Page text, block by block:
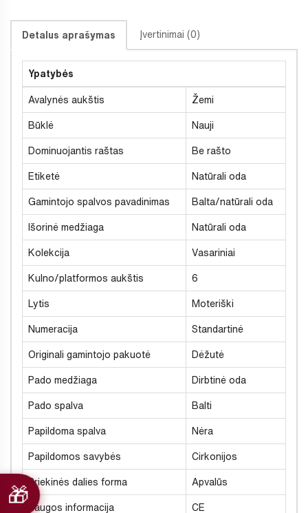
Detalus aprašymas Įvertinimai (0)
Ypatybės
Avalynės aukštis Žemi
Būklė Nauji
Dominuojantis raštas Be rašto
Etiketė Natūrali oda
Gamintojo spalvos pavadinimas Balta/natūrali oda
Išorinė medžiaga Natūrali oda
Kolekcija Vasariniai
Kulno/platformos aukštis 6
Lytis Moteriški
Numeracija Standartinė
Originali gamintojo pakuotė Dėžutė
Pado medžiaga Dirbtinė oda
Pado spalva Balti
Papildoma spalva Nėra
Papildomos savybės Cirkonijos
Priekinės dalies forma Apvalūs
Saugos informacija CE